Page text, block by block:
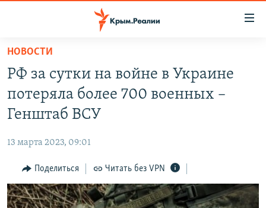
Вернуться
основному
содержанию
Вернутся
главной
навигации
Вернутся
поиску
СПЕЦПРОЕКТЫ
11 ЛЕТ ОККУПАЦИИ КРЫМА. 11 ИСТОРИЙ СОПРОТИВЛЕНИЯ
ВОДА
ЕЩЕ
ИНТЕРАКТИВ
ИНФОГРАФИКА
РАДІО СВОБОДА
КАК ОБОЙТИ БЛОКИРОВКУ
НОВОСТИ
РФ за сутки на войне в Украине
потеряла более 700 военных –
Генштаб ВСУ
13 марта 2023, 09:01
Поделиться Читать без VPN